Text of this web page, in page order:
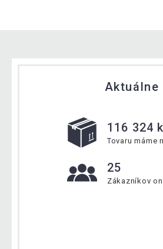
Aktuálne
116 324
Tovaru máme
25
Zákazníkov